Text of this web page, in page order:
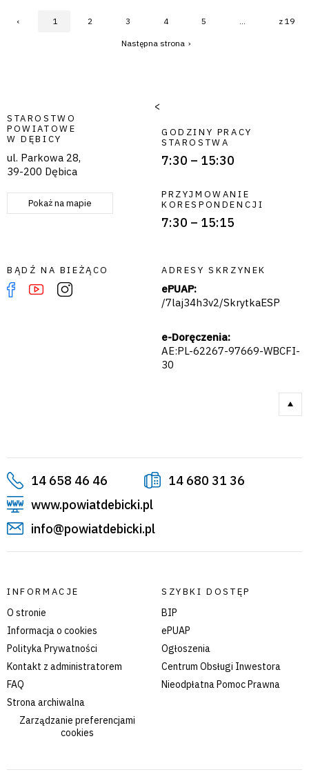
‹ 1 2 3 4 5 ... z 19
›
STAROSTWO
POWIATOWE
W DĘBICY
ul. Parkowa 28,
39-200 Dębica
Pokaż na mapie
<
GODZINY PRACY
STAROSTWA
7:30 – 15:30
PRZYJMOWANIE
KORESPONDENCJI
7:30 – 15:15
BĄDŹ NA BIEŻĄCO ADRESY SKRZYNEK
ePUAP:
/7laj34h3v2/SkrytkaESP
e-Doręczenia:
AE:PL-62267-97669-WBCFI-
30
14 658 46 46
14 680 31 36
www.powiatdebicki.pl
info@powiatdebicki.pl
INFORMACJE
O stronie
Informacja o cookies
Polityka Prywatności
Kontakt z administratorem
FAQ
Strona archiwalna
Zarządzanie preferencjami
cookies
SZYBKI DOSTĘP
BIP
ePUAP
Ogłoszenia
Centrum Obsługi Inwestora
Nieodpłatna Pomoc Prawna